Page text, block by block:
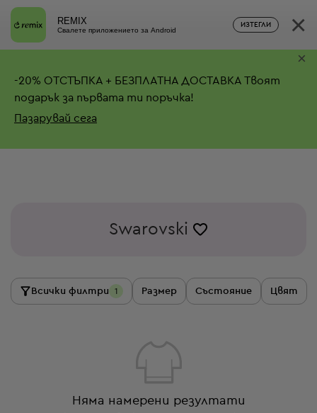
REMIX
Свалете приложението за Android
ИЗТЕГЛИ ×
-20% ОТСТЪПКА + БЕЗПЛАТНА ДОСТАВКА Твоят
подарък за първата ти поръчка!
Пазарувай сега
×
Swarovski
Всички филтри 1 Размер Състояние Цвят
Няма намерени резултати